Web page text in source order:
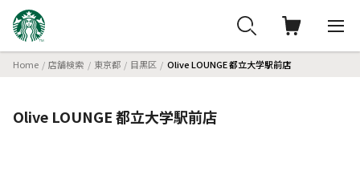
Home 店舗検索 東京都 目黒区 Olive LOUNGE 都立大学駅前店
Olive LOUNGE 都立大学駅前店